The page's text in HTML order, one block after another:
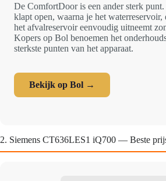
De ComfortDoor is een ander sterk
klapt open, waarna je het waterreservoir,
het afvalreservoir eenvoudig uitneemt
Kopers op Bol benoemen het
sterkste punten van het apparaat.
Bekijk op Bol →
2. Siemens CT636LES1 iQ700 — Beste